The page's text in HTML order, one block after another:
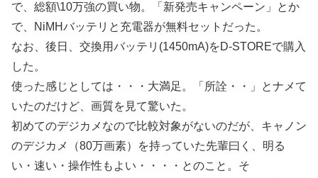
で、総額\10万強の買い物。「新発売キャンペーン」とか
で、NiMHバッテリと充電器が無料セットだった。
なお、後日、交換用バッテリ(1450mA)をD-STOREで購入
した。
使った感じとしては・・・大満足。「所詮・・」とナメて
いたのだけど、画質を見て驚いた。
初めてのデジカメなので比較対象がないのだが、キャノン
のデジカメ（80万画素）を持っていた先輩曰く、明る
い・速い・操作性もよい・・・・とのこと。そ